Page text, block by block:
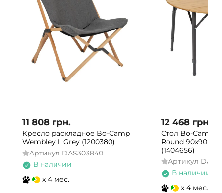
11 808 грн.
Кресло раскладное Bo-Camp
Wembley L Grey (1200380)
Артикул DAS303840
В наличии
x 4 мес.
12 468 грн.
Стол Bo-Camp
Round 90x90
(1404656)
Артикул
В наличии
x 4 мес.